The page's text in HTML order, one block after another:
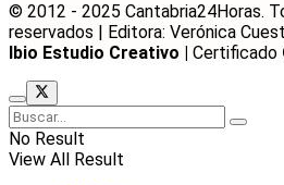
© 2012 - 2025 Cantabria24Horas.
reservados | Editora: Verónica
Ibio Estudio Creativo |
Certificado
No Result
View All Result